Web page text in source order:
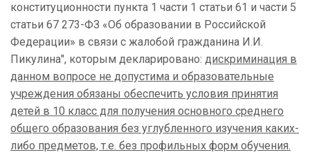
конституционности пункта 1 части 1 статьи 61 и части 5
статьи 67 273-ФЗ «Об образовании в Российской
Федерации» в связи с жалобой гражданина И.И.
Пикулина", которым декларировано: дискриминация в
данном вопросе не допустима и образовательные
учреждения обязаны обеспечить условия принятия
детей в 10 класс для получения основного среднего
общего образования без углубленного изучения каких-
либо предметов, т.е. без профильных форм обучения.